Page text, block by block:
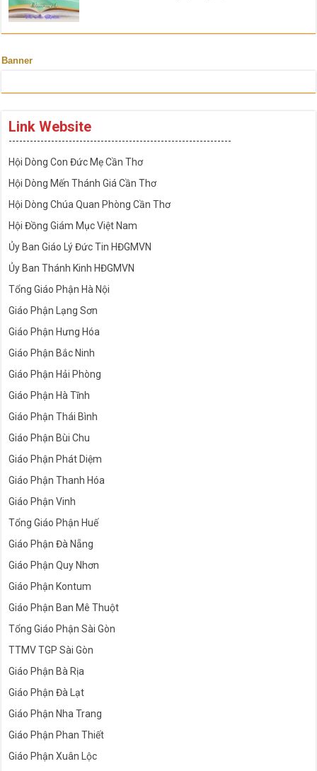
Banner
Link Website
---------------------------------------------------------------
Hội Dòng Con Đức Mẹ Cần Thơ
Hội Dòng Mến Thánh Giá Cần Thơ
Hội Dòng Chúa Quan Phòng Cần Thơ
Hội Đồng Giám Mục Việt Nam
Ủy Ban Giáo Lý Đức Tin HĐGMVN
Ủy Ban Thánh Kinh HĐGMVN
Tổng Giáo Phận Hà Nội
Giáo Phận Lạng Sơn
Giáo Phận Hưng Hóa
Giáo Phận Bắc Ninh
Giáo Phận Hải Phòng
Giáo Phận Hà Tĩnh
Giáo Phận Thái Bình
Giáo Phận Bùi Chu
Giáo Phận Phát Diệm
Giáo Phận Thanh Hóa
Giáo Phận Vinh
Tổng Giáo Phận Huế
Giáo Phận Đà Nẵng
Giáo Phận Quy Nhơn
Giáo Phận Kontum
Giáo Phận Ban Mê Thuột
Tổng Giáo Phận Sài Gòn
TTMV TGP Sài Gòn
Giáo Phận Bà Rịa
Giáo Phận Đà Lạt
Giáo Phận Nha Trang
Giáo Phận Phan Thiết
Giáo Phận Xuân Lộc